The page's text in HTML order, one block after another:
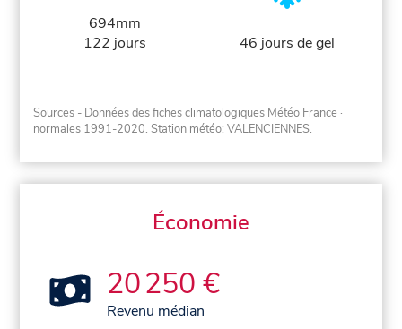
694mm
122 jours
46 jours de gel
Sources - Données des fiches climatologiques Météo France ·
normales 1991-2020. Station météo: VALENCIENNES.
Économie
20 250 €
Revenu médian